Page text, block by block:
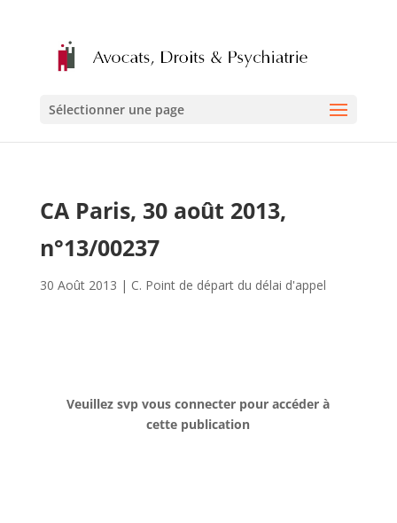
Sélectionner une page
CA Paris, 30 août 2013,
n°13/00237
30 Août 2013 | C. Point de départ du délai d'appel
Veuillez svp vous connecter pour accéder à
cette publication